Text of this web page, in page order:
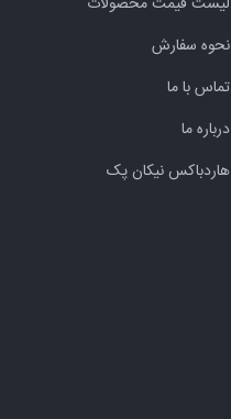
نحوه سفارش
تماس با ما
درباره ما
هاردباکس نیکان پک